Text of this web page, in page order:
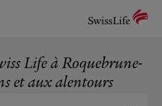
Life à Roquebrune-
et aux alentours